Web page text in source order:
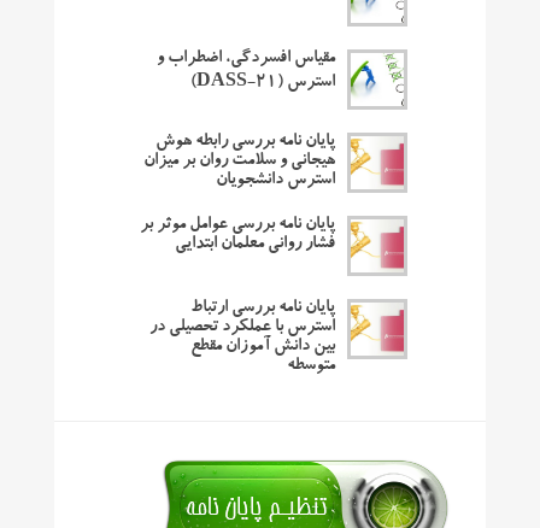
مقیاس افسردگی، اضطراب و
استرس (DASS-21)
پایان نامه بررسی رابطه هوش
هیجانی و سلامت روان بر میزان
استرس دانشجویان
پایان نامه بررسی عوامل موثر بر
فشار روانی معلمان ابتدایی
پایان نامه بررسی ارتباط
استرس با عملکرد تحصیلی در
بین دانش آموزان مقطع
متوسطه